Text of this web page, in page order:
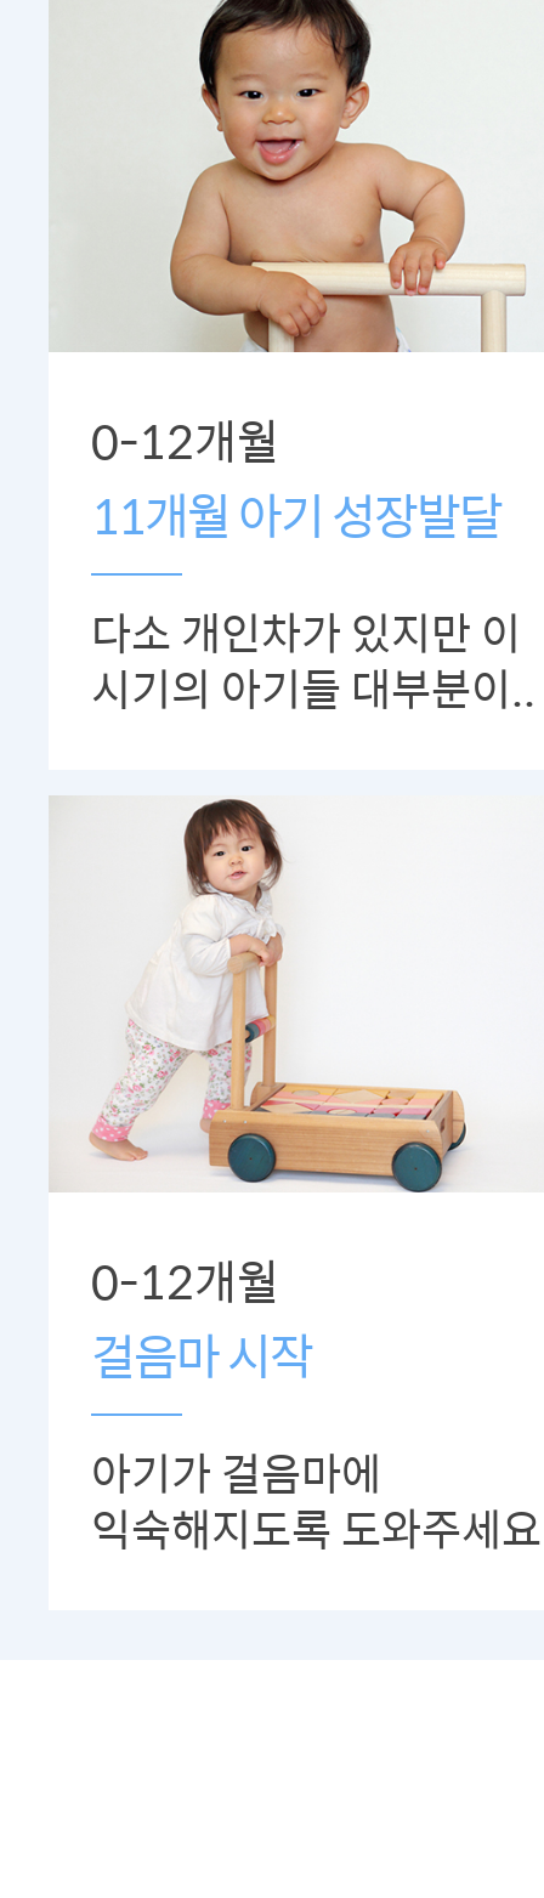
0-12개월
11개월 아기 성장발달
다소 개인차가 있지만 이
시기의 아기들 대부분이..
0-12개월
걸음마 시작
아기가 걸음마에
익숙해지도록 도와주세